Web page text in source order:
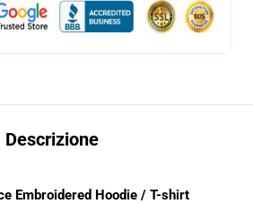
Descrizione
Embroidered Hoodie / T-shirt